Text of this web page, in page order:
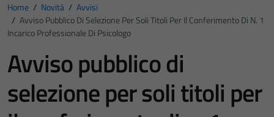
Home / Novità / Avvisi
/ Avviso Pubblico Di Selezione Per Soli Titoli Per Il Conferimento Di N. 1
Incarico Professionale Di Psicologo
Avviso pubblico di
selezione per soli titoli per